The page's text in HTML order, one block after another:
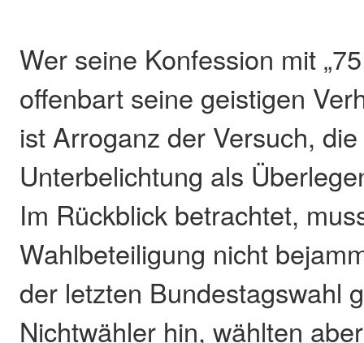
Wer seine Konfession mit
offenbart seine geistigen
ist Arroganz der Versuch,
Unterbelichtung als
Im Rückblick betrachtet,
Wahlbeteiligung nicht
der letzten Bundestagswahl
Nichtwähler hin, wählten